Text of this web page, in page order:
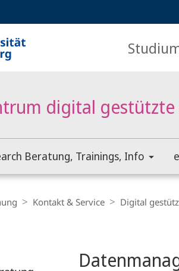
digital gestützte
Beratung, Trainings, Info
Kontakt & Service Digital